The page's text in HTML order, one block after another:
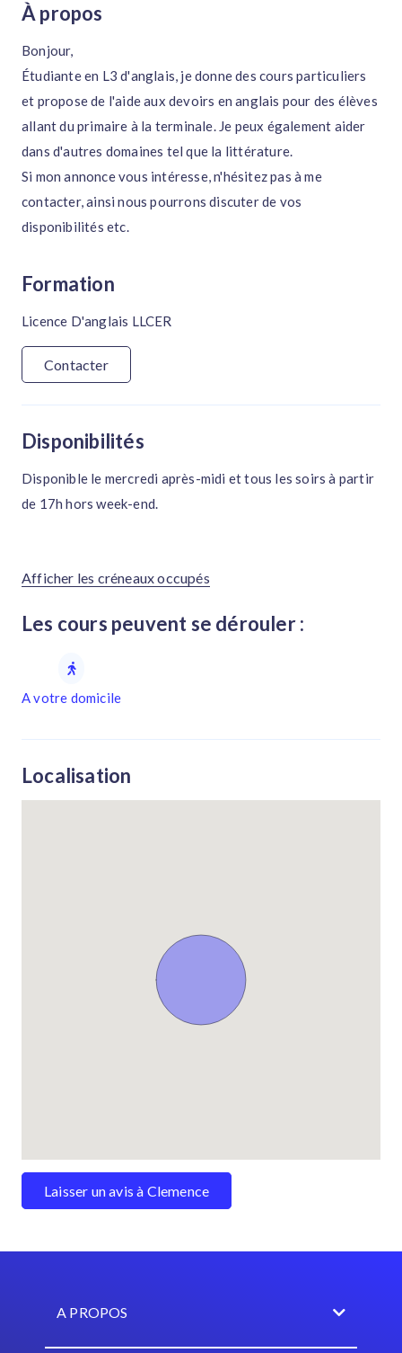
À propos
Bonjour,
Étudiante en L3 d'anglais, je donne des cours particuliers
et propose de l'aide aux devoirs en anglais pour des élèves
allant du primaire à la terminale. Je peux également aider
dans d'autres domaines tel que la littérature.
Si mon annonce vous intéresse, n'hésitez pas à me
contacter, ainsi nous pourrons discuter de vos
disponibilités etc.
Formation
Licence D'anglais LLCER
Contacter
Disponibilités
Disponible le mercredi après-midi et tous les soirs à partir
de 17h hors week-end.
Afficher les créneaux occupés
Les cours peuvent se dérouler :
A votre domicile
Localisation
Laisser un avis à Clemence
A PROPOS